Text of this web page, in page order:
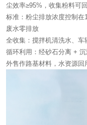
尘效率≥95%，收集粉料可回
标准：粉尘排放浓度控制在
废水零排放
全收集：搅拌机清洗水、车
循环利用：经砂石分离 +
外售作路基材料，水资源回